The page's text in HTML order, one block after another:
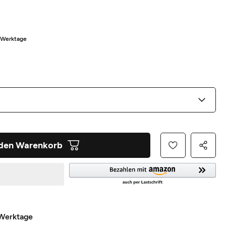
Warenkorb